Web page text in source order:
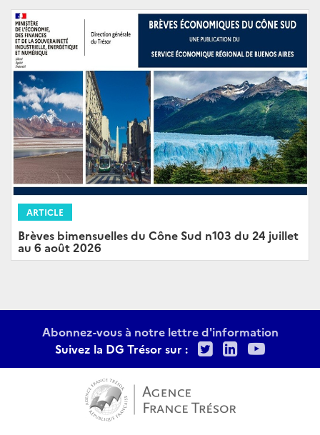
ARTICLE
Brèves bimensuelles du Cône Sud n103 du 24 juillet
au 6 août 2026
Abonnez-vous à notre lettre d'information
Suivez la DG Trésor sur :
TwitterLinkedIn